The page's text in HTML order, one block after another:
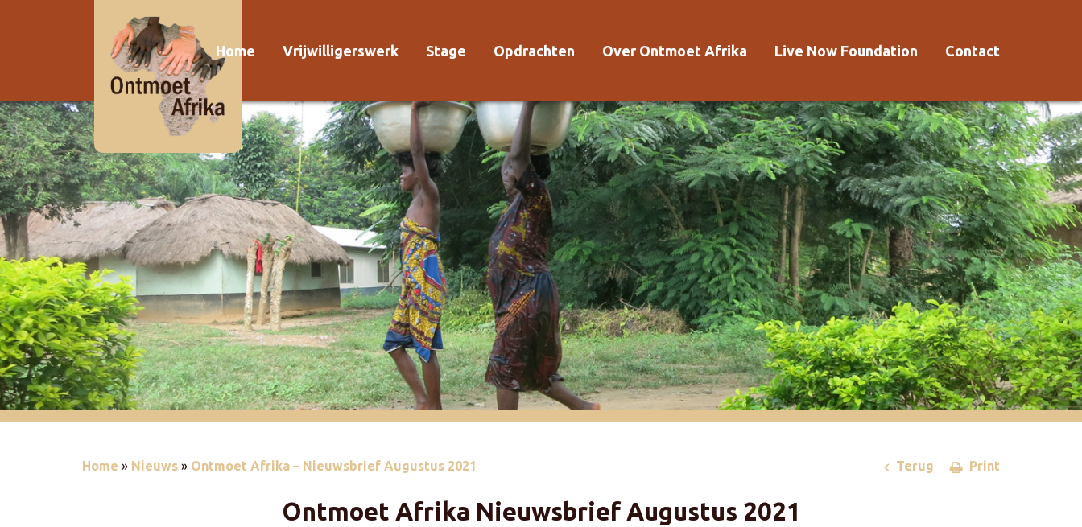
Home Vrijwilligerswerk Stage Opdrachten
Kosten
Over Ontmoet Afrika
Kwaliteitsrichtlijn
Live Now Foundation Contact
Voorwaarden
Home » Nieuws » Ontmoet Afrika – Nieuwsbrief Augustus 2021 Print
Terug
Ontmoet Afrika Nieuwsbrief Augustus 2021